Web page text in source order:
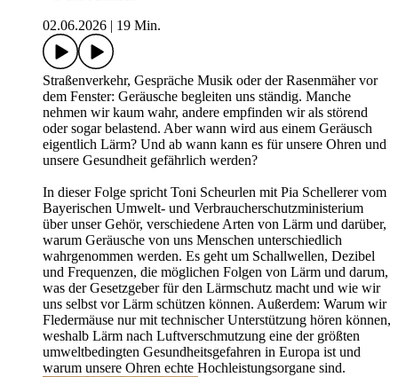
02.06.2026
19 Min.
Straßenverkehr, Gespräche Musik oder der Rasenmäher vor
dem Fenster: Geräusche begleiten uns ständig. Manche
nehmen wir kaum wahr, andere empfinden wir als störend
oder sogar belastend. Aber wann wird aus einem Geräusch
eigentlich Lärm? Und ab wann kann es für unsere Ohren und
unsere Gesundheit gefährlich werden?
In dieser Folge spricht Toni Scheurlen mit Pia Schellerer vom
Bayerischen Umwelt- und Verbraucherschutzministerium
über unser Gehör, verschiedene Arten von Lärm und darüber,
warum Geräusche von uns Menschen unterschiedlich
wahrgenommen werden. Es geht um Schallwellen, Dezibel
und Frequenzen, die möglichen Folgen von Lärm und darum,
was der Gesetzgeber für den Lärmschutz macht und wie wir
uns selbst vor Lärm schützen können. Außerdem: Warum wir
Fledermäuse nur mit technischer Unterstützung hören können,
weshalb Lärm nach Luftverschmutzung eine der größten
umweltbedingten Gesundheitsgefahren in Europa ist und
warum unsere Ohren echte Hochleistungsorgane sind.